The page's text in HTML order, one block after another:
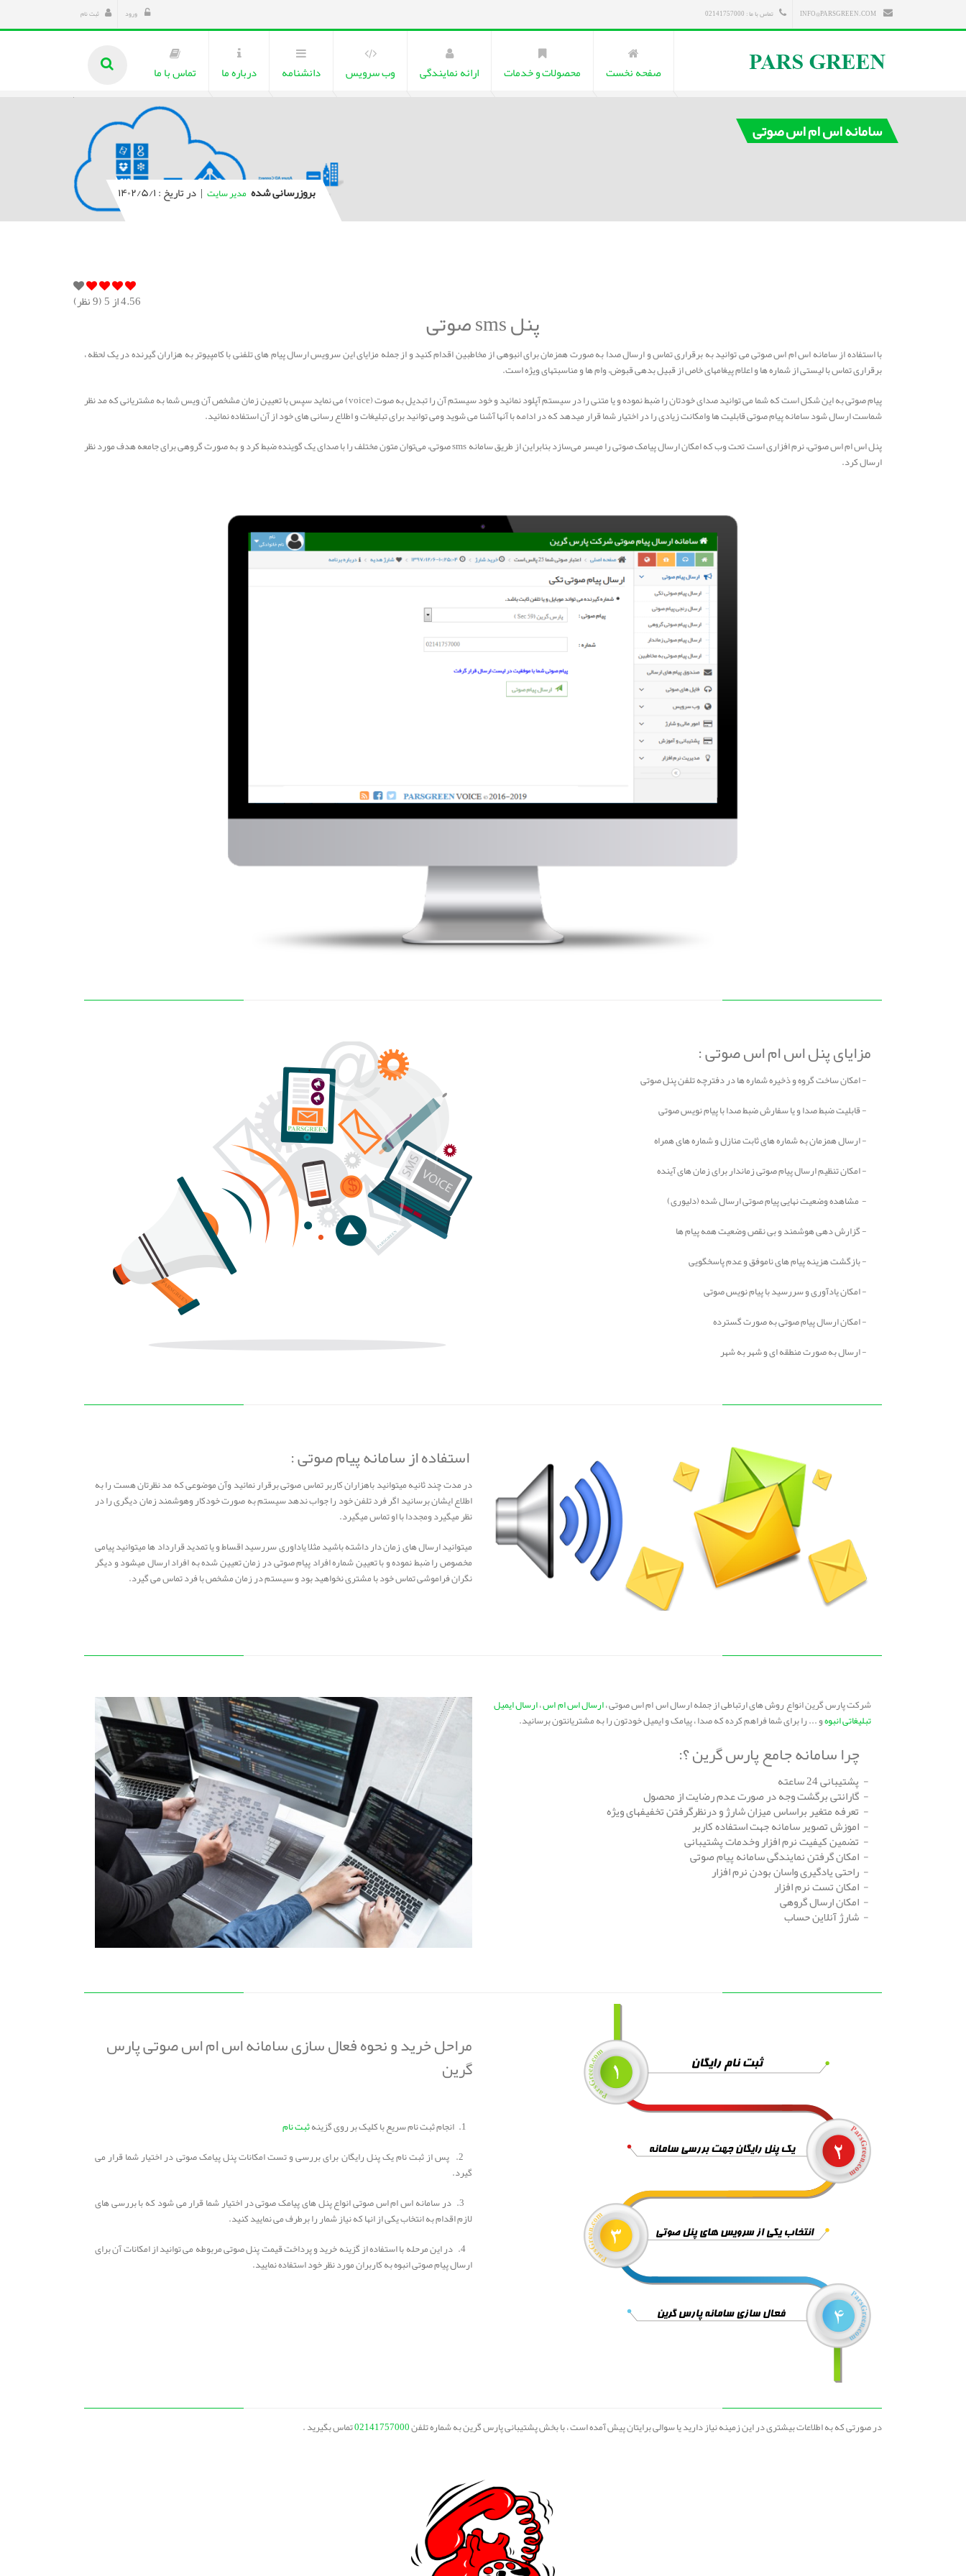
تماس با ما : 02141757000 ورود ثبت نام
صفحه نخست محصولات و خدمات ارائه نمایندگی وب سرویس دانشنامه درباره ما تماس با ما
سامانه اس ام اس صوتی
بروزرسانی شده مدیر سایت | در تاریخ : ۱۴۰۲/۵/۱
4.56از 5 ( 9نظر)
پنل sms صوتی
با استفاده از سامانه اس ام اس صوتی می توانید به برقراری تماس و ارسال صدا به صورت همزمان برای انبوهی از مخاطبین اقدام کنید و از جمله مزایای این سرویس ارسال پیام های تلفنی با کامپیوتر به هزاران گیرنده در یک لحظه ،
برقراری تماس با لیستی از شماره ها و اعلام پیغامهای خاص از قبیل بدهی قبوض، وام ها و مناسبتهای ویژه است.
پیام صوتی به این شکل است که شما می توانید صدای خودتان را ضبط نموده و یا متنی را در سیستم آپلود نمائید و خود سیستم آن را تبدیل به صوت (voice) می نماید سپس با تعیین زمان مشخص آن ویس شما به مشتریانی که مد نظر
شماست ارسال شود سامانه پیام صوتی قابلیت ها وامکانت زیادی را در اختیار شما قرار میدهد که در ادامه با آنها آشنا می شوید ومی توانید برای تبلیغات و اطلاع رسانی های خود از آن استفاده نمائید.
پنل اس ام اس صوتی، نرم افزاری است تحت وب که امکان ارسال پیامک صوتی را میسر می‌سازد بنابراین از طریق سامانه sms صوتی، می‌توان متون مختلف را با صدای یک گوینده ضبط کرد و به صورت گروهی برای جامعه هدف مورد نظر
ارسال کرد.
مزایای پنل اس ام اس صوتی :
- امکان ساخت گروه و ذخیره شماره ها در دفترچه تلفن پنل صوتی
- قابلیت ضبط صدا و یا سفارش ضبط صدا با پیام نویس صوتی
- ارسال همزمان به شماره های ثابت منازل و شماره های همراه
- امکان تنظیم ارسال پیام صوتی زماندار برای زمان های آینده
- مشاهده وضعیت نهایی پیام صوتی ارسال شده (دلیوری)
- گزارش دهی هوشمند و بی نقص وضعیت همه پیام ها
- بازگشت هزینه پیام های ناموفق و عدم پاسخگویی
- امکان یادآوری و سررسید با پیام نویس صوتی
- امکان ارسال پیام صوتی به صورت گسترده
- ارسال به صورت منطقه ای و شهر به شهر
استفاده از سامانه پیام صوتی :
در مدت چند ثانیه میتوانید باهزاران کاربر تماس صوتی برقرار نمائید وآن موضوعی که مد نظرتان هست را به
اطلاع ایشان برسانید اگر فرد تلفن خود را جواب ندهد سیستم به صورت خودکار وهوشمند زمان دیگری را در
نظر میگیرد ومجددا با او تماس میگیرد.
میتوانید ارسال های زمان دار داشته باشید مثلا یاداوری سررسید اقساط و یا تمدید قرارداد ها میتوانید پیامی
مخصوص را ضبط نموده و با تعیین شماره افراد پیام صوتی در زمان تعیین شده به افراد ارسال میشود و دیگر
نگران فراموشی تماس خود با مشتری نخواهید بود و سیستم در زمان مشخص با فرد تماس می گیرد.
شرکت پارس گرین انواع روش های ارتباطی از جمله ارسال اس ام اس صوتی ،ارسال اس ام اس،ارسال ایمیل
تبلیغاتی انبوهو ... را برای شما فراهم کرده که صدا ، پیامک و ایمیل خودتون را به مشتریانتون برسانید.
چرا سامانه جامع پارس گرین ؟:
- پشتیبانی 24 ساعته
- گارانتی برگشت وجه در صورت عدم رضایت از محصول
- تعرفه متغیر براساس میزان شارژ و درنظرگرفتن تخفیفهای ویژه
- اموزش تصویر سامانه جهت استفاده کاربر
- تضمین کیفیت نرم افزار وخدمات پشتیبانی
- امکان گرفتن نمایندگی سامانه پیام صوتی
- راحتی یادگیری واسان بودن نرم افزار
- امکان تست نرم افزار
- امکان ارسال گروهی
- شارژ آنلاین حساب
مراحل خرید و نحوه فعال سازی سامانه اس ام اس صوتی پارس
گرین
ثبت نام
2. پس از ثبت نام یک پنل رایگان برای بررسی و تست امکانات پنل پیامک صوتی در اختیار شما قرار می
گیرد.
3. در سامانه اس ام اس صوتی انواع پنل های پیامک صوتی در اختیار شما قرار می شود که با بررسی های
لازم اقدام به انتخاب یکی از انها که نیاز شمار را برطرف می نمایید کنید.
4. در این مرحله با استفاده از گزینه خرید و پرداخت قیمت پنل صوتی مربوطه می توانید از امکانات آن برای
ارسال پیام صوتی انبوه به کاربران مورد نظر خود استفاده نمایید.
در صورتی که به اطلاعات بیشتری در این زمینه نیاز دارید یا سوالی برایتان پیش آمده است ، با بخش پشتیبانی پارس گرین به شماره تلفن02141757000تماس بگیرید .